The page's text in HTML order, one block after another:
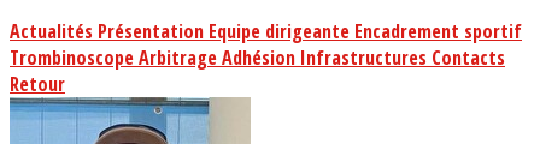
Actualités Présentation Equipe dirigeante Encadrement sportif
TrombinoscopeArbitrageAdhésion Infrastructures Contacts
Retour